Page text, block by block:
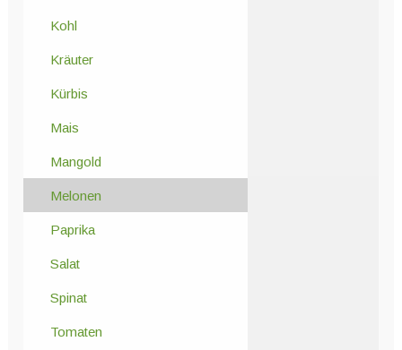
Kohl
Kräuter
Kürbis
Mais
Mangold
Melonen
Paprika
Salat
Spinat
Tomaten